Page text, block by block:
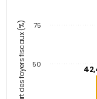
Part des foyers fiscaux (%) 50
75